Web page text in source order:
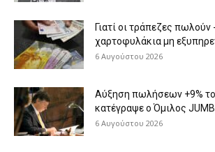
Γιατί οι τράπεζες πωλούν
χαρτοφυλάκια μη
6 Αυγούστου 2026
Aύξηση πωλήσεων +9%
κατέγραψε ο Όμιλος
6 Αυγούστου 2026